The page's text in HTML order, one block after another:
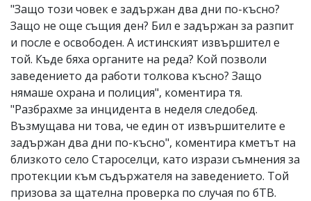
"Защо този човек е задържан два дни по-късно?
Защо не още същия ден? Бил е задържан за разпит
и после е освободен. А истинският извършител е
той. Къде бяха органите на реда? Кой позволи
заведението да работи толкова късно? Защо
нямаше охрана и полиция", коментира тя.
"Разбрахме за инцидента в неделя следобед.
Възмущава ни това, че един от извършителите е
задържан два дни по-късно", коментира кметът на
близкото село Староселци, като изрази съмнения за
протекции към съдържателя на заведението. Той
призова за щателна проверка по случая по бТВ.